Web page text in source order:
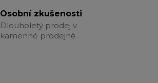
Osobní zkušenosti
Dlouholetý prodej v
kamenné prodejně